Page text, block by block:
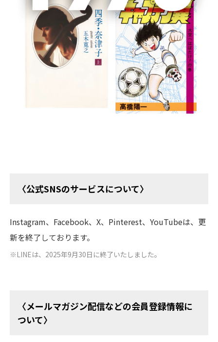
2014年3月にスタートした「OurAge」は、2025年12月7
日を最終更新日とし、2026年5月29日15時に全サービス
を終了いたしました。
「OurAge」の記事の一部は、集英社の50代女性向けの
」に移管されております。
〈公式SNSのサービスについて〉
Instagram、Facebook、X、Pinterest、YouTubeは、更
新を終了しております。
※LINEは、2025年9月30日に終了いたしました。
〈メールマガジン配信などの会員登録情報に
ついて〉